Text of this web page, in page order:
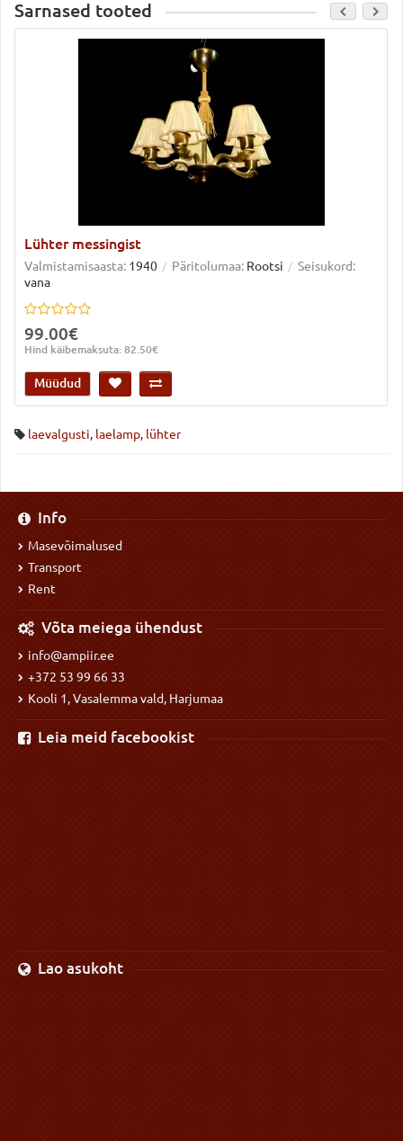
Sarnased tooted
Lühter messingist
Valmistamisaasta: 1940 Päritolumaa: Rootsi
Seisukord:
vana
99.00€
Hind käibemaksuta: 82.50€
Müüdud
laevalgusti, laelamp, lühter
Info
Masevõimalused
Transport
Rent
Võta meiega ühendust
info@ampiir.ee
+372 53 99 66 33
Kooli 1, Vasalemma vald, Harjumaa
Leia meid facebookist
Lao asukoht